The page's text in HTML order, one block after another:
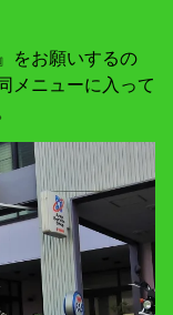
をお願いするの
メニューに入って